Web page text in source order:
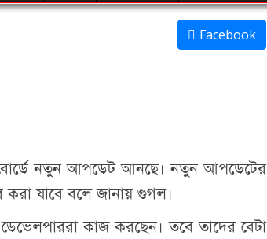
Facebook
বোর্ডে নতুন আপডেট আনছে। নতুন আপডেটের
যাবে বলে জানায় গুগল।
কাজ করছেন। তবে তাদের বেটা